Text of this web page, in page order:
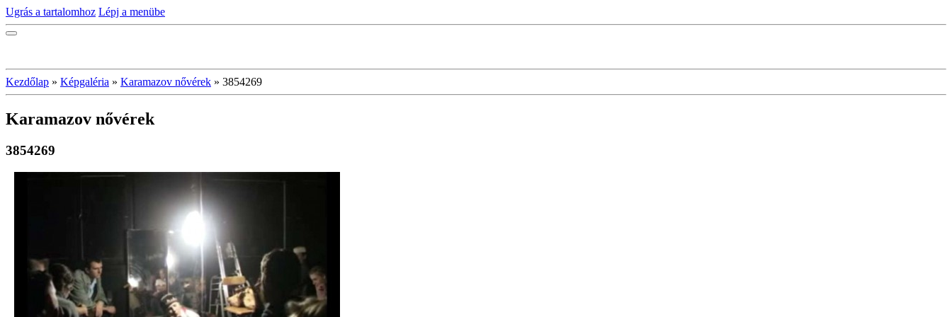
Ugrás a tartalomhoz Lépj a menübe
Kezdőlap » Képgaléria » Karamazov nővérek » 3854269
Karamazov nővérek
3854269